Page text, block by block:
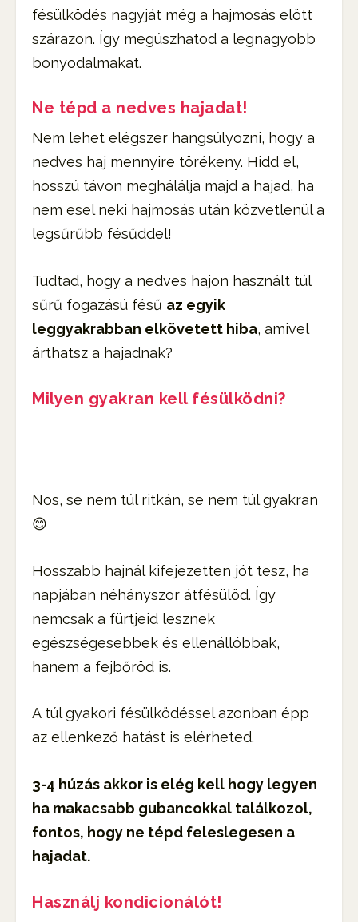
fésülködés nagyját még a hajmosás elött
szárazon. Így megúszhatod a legnagyobb
bonyodalmakat.
Ne tépd a nedves hajadat!
Nem lehet elégszer hangsúlyozni, hogy a
nedves haj mennyire törékeny. Hidd el,
hosszú távon meghálálja majd a hajad, ha
nem esel neki hajmosás után közvetlenül a
legsűrűbb fésűddel!
Tudtad, hogy a nedves hajon használt túl
sűrű fogazású fésű az egyik
leggyakrabban elkövetett hiba, amivel
árthatsz a hajadnak?
Milyen gyakran kell fésülködni?
Nos, se nem túl ritkán, se nem túl gyakran
😊
Hosszabb hajnál kifejezetten jót tesz, ha
napjában néhányszor átfésülöd. Így
nemcsak a fürtjeid lesznek
egészségesebbek és ellenállóbbak,
hanem a fejbőröd is.
A túl gyakori fésülködéssel azonban épp
az ellenkező hatást is elérheted.
3-4 húzás akkor is elég kell hogy legyen
ha makacsabb gubancokkal találkozol,
fontos, hogy ne tépd feleslegesen a
hajadat.
Használj kondicionálót!